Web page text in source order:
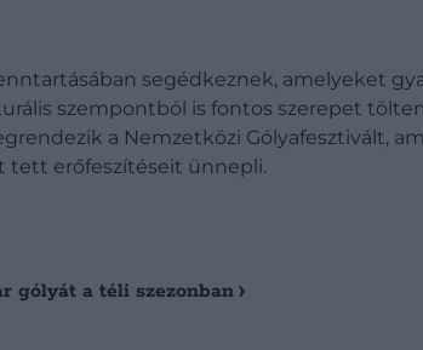
segédkeznek, amelyeket
szempontból is fontos szerepet
a Nemzetközi Gólyafesztivált,
tett erőfeszítéseit ünnepli.
gólyát a téli szezonban